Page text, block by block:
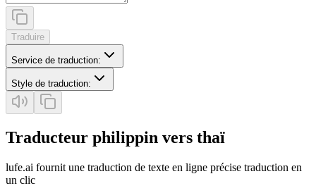
Traduire
Service de traduction:
Style de traduction:
Traducteur philippin vers thaï
lufe.ai fournit une traduction de texte en ligne précise traduction en
un clic